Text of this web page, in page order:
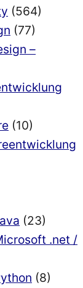
(564)
(77)
–
(10)
(23)
.net /
(8)